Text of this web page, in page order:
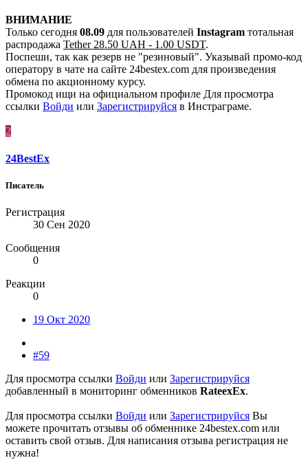
ВНИМАНИЕ
Только сегодня 08.09 для пользователей Instagram тотальная
распродажа Tether 28.50 UAH - 1.00 USDT.
Поспеши, так как резерв не "резиновый". Указывай промо-код
оператору в чате на сайте 24bestex.com для произведения
обмена по акционному курсу.
Промокод ищи на официальном профиле Для просмотра
ссылки Войди или Зарегистрируйся в Инстраграме.
2
24BestEx
Писатель
Регистрация
30 Сен 2020
Сообщения
0
Реакции
0
19 Окт 2020
#59
Для просмотра ссылки Войди или Зарегистрируйся
добавленный в мониторинг обменников RateexEx.
Для просмотра ссылки Войди или Зарегистрируйся Вы
можете прочитать отзывы об обменнике 24bestex.com или
оставить свой отзыв. Для написания отзыва регистрация не
нужна!